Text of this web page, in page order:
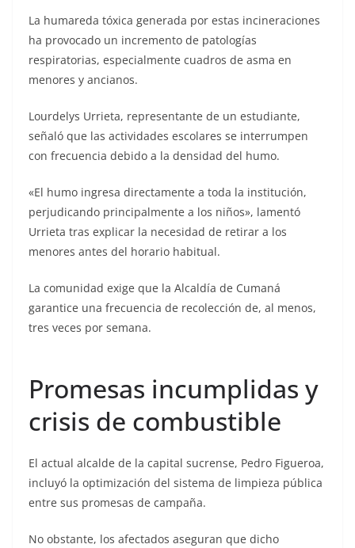
La humareda tóxica generada por estas incineraciones
ha provocado un incremento de patologías
respiratorias, especialmente cuadros de asma en
menores y ancianos.
Lourdelys Urrieta, representante de un estudiante,
señaló que las actividades escolares se interrumpen
con frecuencia debido a la densidad del humo.
«El humo ingresa directamente a toda la institución,
perjudicando principalmente a los niños», lamentó
Urrieta tras explicar la necesidad de retirar a los
menores antes del horario habitual.
La comunidad exige que la Alcaldía de Cumaná
garantice una frecuencia de recolección de, al menos,
tres veces por semana.
Promesas incumplidas y
crisis de combustible
El actual alcalde de la capital sucrense, Pedro Figueroa,
incluyó la optimización del sistema de limpieza pública
entre sus promesas de campaña.
No obstante, los afectados aseguran que dicho